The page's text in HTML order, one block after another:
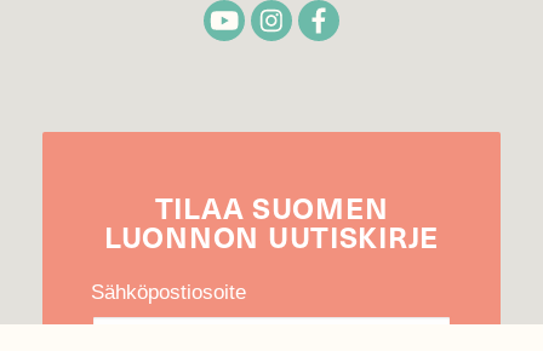
TILAA SUOMEN
LUONNON UUTIS­KIRJE
Sähköpostiosoite